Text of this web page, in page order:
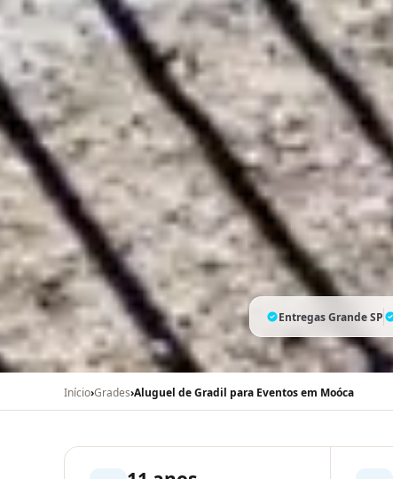
Entregas Grande SP
Início›Grades›Aluguel de Gradil para Eventos em Moóca